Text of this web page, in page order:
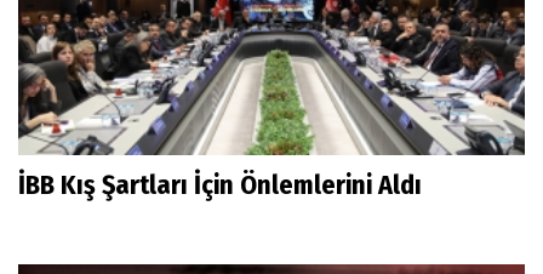
İBB Kış Şartları İçin Önlemlerini Aldı